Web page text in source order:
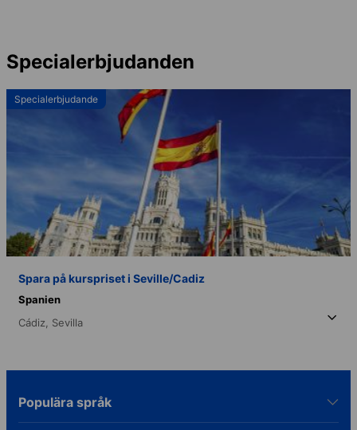
Specialerbjudanden
Specialerbjudande
Spara på kurspriset i Seville/Cadiz
Spanien
Cádiz, Sevilla
Populära språk